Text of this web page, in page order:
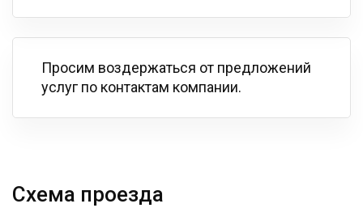
Просим воздержаться от предложений
услуг по контактам компании.
Схема проезда